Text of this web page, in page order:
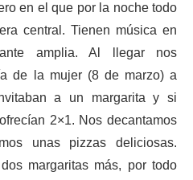
en el que por la noche todo
central. Tienen música en
amplia. Al llegar nos
de la mujer (8 de marzo) a
a un margarita y si
2×1. Nos decantamos
unas pizzas deliciosas.
margaritas más, por todo